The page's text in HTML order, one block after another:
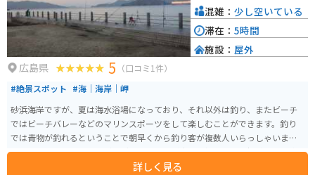
広島県 5 （口コミ1件）
#絶景スポット #海｜海岸｜岬
砂浜海岸ですが、夏は海水浴場になっており、それ以外は釣り、またビーチ
ではビーチバレーなどのマリンスポーツをして楽しむことができます。釣り
では青物が釣れるということで朝早くから釣り客が複数人いらっしゃいまし
た。下に落とせばカワハギなども狙うことが出来、初心者から経験者まで楽
詳しく見る
混雑： 少し空いている
滞在： 5時間
施設： 屋外